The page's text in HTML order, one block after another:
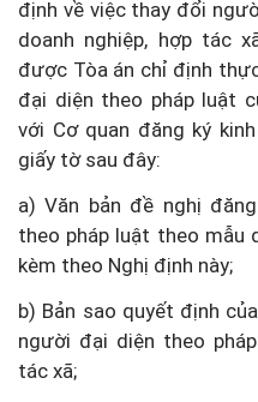
định về việc thay đổi
doanh nghiệp, hợp tác
được Tòa án chỉ định
đại diện theo pháp luật
với Cơ quan đăng ký
giấy tờ sau đây:
a) Văn bản đề nghị
theo pháp luật theo mẫu
kèm theo Nghị định này;
b) Bản sao quyết định
người đại diện theo
tác xã;